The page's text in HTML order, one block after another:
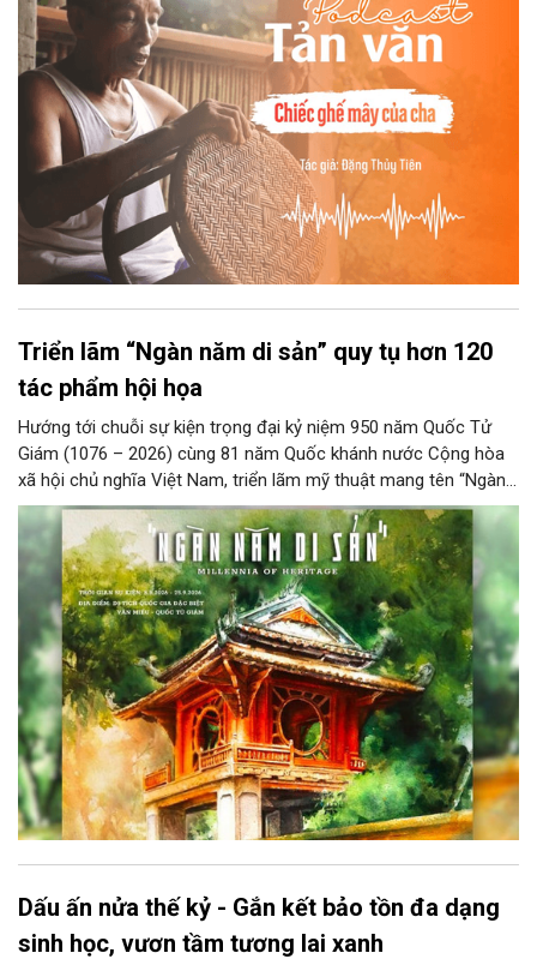
những điệu cười khúc khích.
Triển lãm “Ngàn năm di sản” quy tụ hơn 120
tác phẩm hội họa
Hướng tới chuỗi sự kiện trọng đại kỷ niệm 950 năm Quốc Tử
Giám (1076 – 2026) cùng 81 năm Quốc khánh nước Cộng hòa
xã hội chủ nghĩa Việt Nam, triển lãm mỹ thuật mang tên “Ngàn
năm di sản” sẽ chính thức khai mạc vào ngày 8/8 tại Nhà Thái
Học, Di tích Quốc gia đặc biệt Văn Miếu – Quốc Tử Giám. Sự
kiện kéo dài đến ngày 25/9/2026 hứa hẹn trở thành điểm đến
văn hóa đầy sức hút, góp phần làm phong phú đời sống nghệ
thuật của Thủ đô trong mùa thu này.
Dấu ấn nửa thế kỷ - Gắn kết bảo tồn đa dạng
sinh học, vươn tầm tương lai xanh